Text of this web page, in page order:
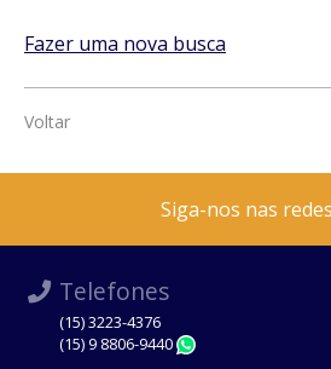
Fazer uma nova busca
Voltar
Siga-nos nas
Telefones
(15) 3223-4376
(15) 9 8806-9440